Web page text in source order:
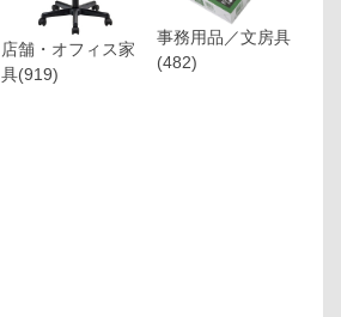
店舗・オフィス家
具(919)
事務用品／文房具
(482)